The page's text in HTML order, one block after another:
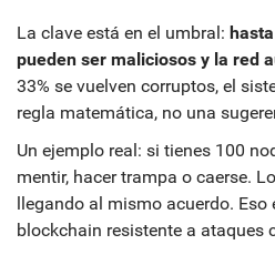
La clave está en el umbral:
pueden ser maliciosos y la red
33% se vuelven corruptos, el
regla matemática, no una
Un ejemplo real: si tienes 100
mentir, hacer trampa o caerse.
llegando al mismo acuerdo. Eso
blockchain resistente a ataques